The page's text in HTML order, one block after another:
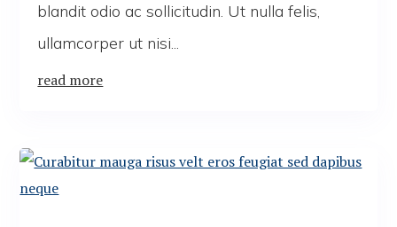
blandit odio ac sollicitudin. Ut nulla felis,
ullamcorper ut nisi...
read more